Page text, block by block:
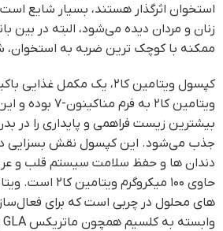
استخوان اثرگذار هستند، بسیار شایع
زنان و مردان دیده می‌شود، البته در بین
ممکنه با کوچک ترین ضربه به استخوان،
کپسول ویتامین کا۲، یک
بیشترین زیست فراهمی و پایداری را در
جذب می‌شود. این کپسول نقش بسزایی
دندان ها و حفظ سلامت سیستم قلب و
های محلول در چربی است که برای